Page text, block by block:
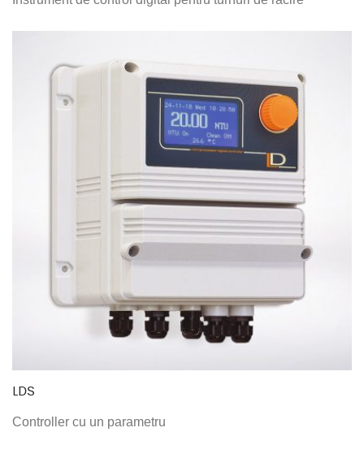
LDS
Controller cu un parametru